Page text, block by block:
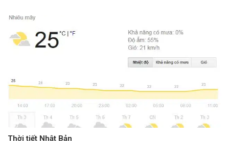
Thời tiết Nhật Bản